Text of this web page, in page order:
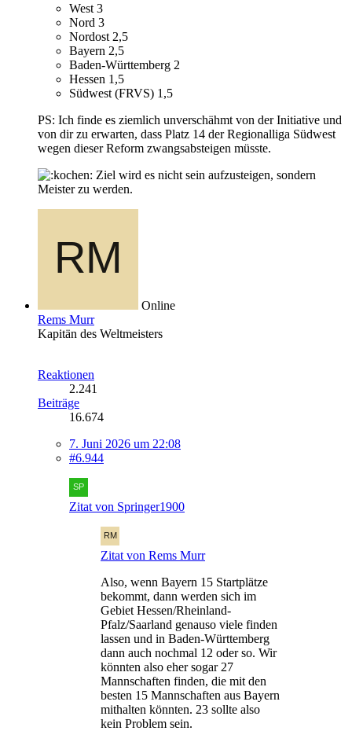
West 3
Nord 3
Nordost 2,5
Bayern 2,5
Baden-Württemberg 2
Hessen 1,5
Südwest (FRVS) 1,5
PS: Ich finde es ziemlich unverschähmt von der Initiative und
von dir zu erwarten, dass Platz 14 der Regionalliga Südwest
wegen dieser Reform zwangsabsteigen müsste.
Ziel wird es nicht sein aufzusteigen, sondern
Meister zu werden.
Online
Rems Murr
Kapitän des Weltmeisters
Reaktionen
2.241
Beiträge
16.674
7. Juni 2026 um 22:08
#6.944
Zitat von Springer1900
Zitat von Rems Murr
Also, wenn Bayern 15 Startplätze
bekommt, dann werden sich im
Gebiet Hessen/Rheinland-
Pfalz/Saarland genauso viele finden
lassen und in Baden-Württemberg
dann auch nochmal 12 oder so. Wir
könnten also eher sogar 27
Mannschaften finden, die mit den
besten 15 Mannschaften aus Bayern
mithalten könnten. 23 sollte also
kein Problem sein.